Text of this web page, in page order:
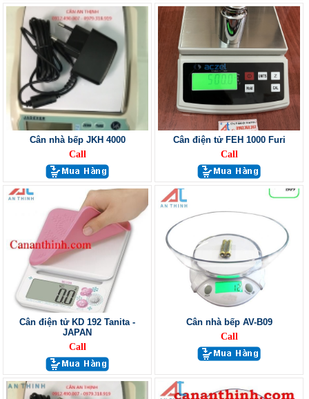
Cân nhà bếp JKH 4000
Call
Cân điện tử FEH 1000 Furi
Call
Cân điện tử KD 192 Tanita -
JAPAN
Call
Cân nhà bếp AV-B09
Call